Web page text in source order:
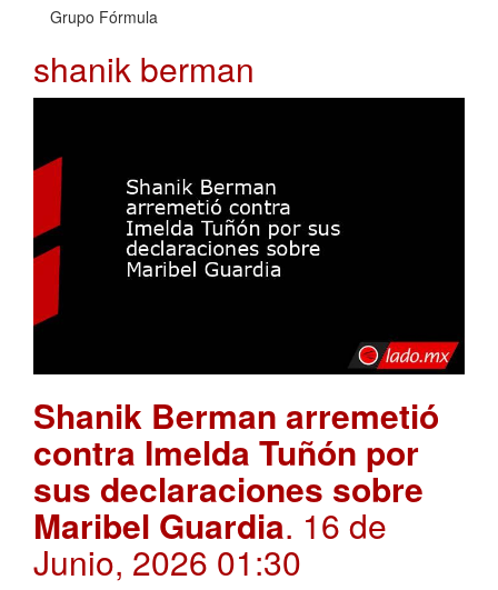
Grupo Fórmula
shanik berman
Shanik Berman arremetió
contra Imelda Tuñón por
sus declaraciones sobre
Maribel Guardia. 16 de
Junio, 2026 01:30